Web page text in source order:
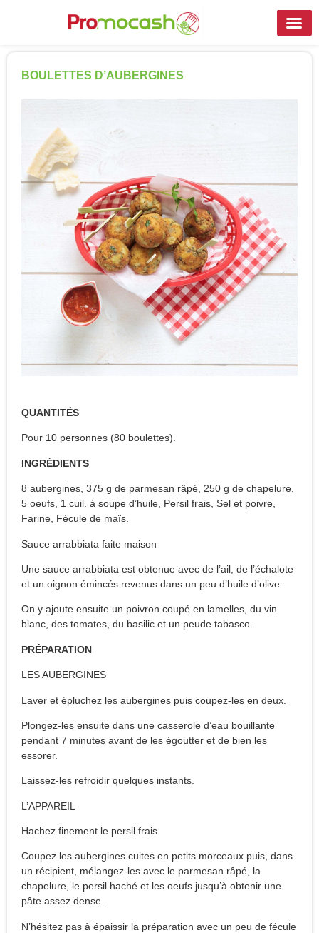
BOULETTES D’AUBERGINES
QUANTITÉS
Pour 10 personnes (80 boulettes).
INGRÉDIENTS
8 aubergines, 375 g de parmesan râpé, 250 g de chapelure,
5 oeufs, 1 cuil. à soupe d’huile, Persil frais, Sel et poivre,
Farine, Fécule de maïs.
Sauce arrabbiata faite maison
Une sauce arrabbiata est obtenue avec de l’ail, de l’échalote
et un oignon émincés revenus dans un peu d’huile d’olive.
On y ajoute ensuite un poivron coupé en lamelles, du vin
blanc, des tomates, du basilic et un peude tabasco.
PRÉPARATION
LES AUBERGINES
Laver et épluchez les aubergines puis coupez-les en deux.
Plongez-les ensuite dans une casserole d’eau bouillante
pendant 7 minutes avant de les égoutter et de bien les
essorer.
Laissez-les refroidir quelques instants.
L’APPAREIL
Hachez finement le persil frais.
Coupez les aubergines cuites en petits morceaux puis, dans
un récipient, mélangez-les avec le parmesan râpé, la
chapelure, le persil haché et les oeufs jusqu’à obtenir une
pâte assez dense.
N’hésitez pas à épaissir la préparation avec un peu de fécule